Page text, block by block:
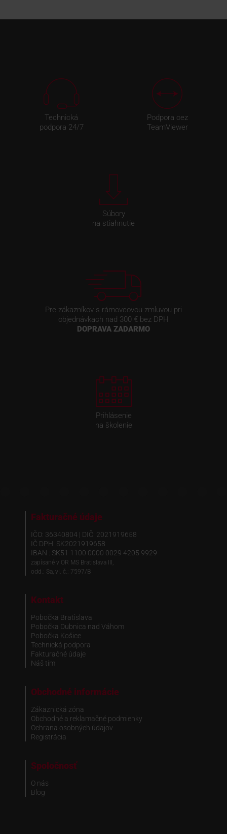
Technická
podpora 24/7
Podpora cez
TeamViewer
Súbory
na stiahnutie
Pre zákazníkov s rámovcovou zmluvou pri
objednávkach nad 300 € bez DPH
DOPRAVA ZADARMO
Prihlásenie
na školenie
Fakturačné údaje
IČO: 36340804 | DIČ: 2021919658
IČ DPH: SK2021919658
IBAN : SK51 1100 0000 0029 4205 9929
zapísané v OR MS Bratislava III,
odd.: Sa, vl. č.: 7597/B
Kontakt
Pobočka Bratislava
Pobočka Dubnica nad Váhom
Pobočka Košice
Technická podpora
Fakturačné údaje
Náš tím
Obchodné informácie
Zákaznická zóna
Obchodné a reklamačné podmienky
Ochrana osobných údajov
Registrácia
Spoločnosť
O nás
Blog